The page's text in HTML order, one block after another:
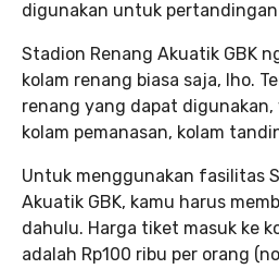
digunakan untuk
Stadion Renang Akuatik GBK
kolam renang biasa saja, lho.
renang yang dapat
kolam pemanasan, kolam
Untuk menggunakan fasilitas
Akuatik GBK, kamu harus
dahulu. Harga tiket masuk ke
adalah Rp100 ribu per orang